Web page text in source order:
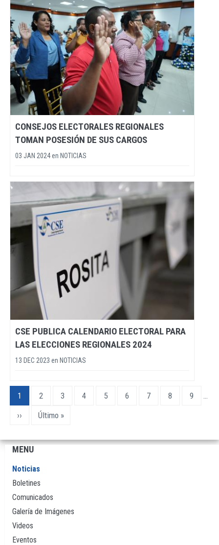
CONSEJOS ELECTORALES REGIONALES
TOMAN POSESIÓN DE SUS CARGOS
03 JAN 2024en NOTICIAS
CSE PUBLICA CALENDARIO ELECTORAL PARA
LAS ELECCIONES REGIONALES 2024
13 DEC 2023 en NOTICIAS
Paginación
Página
actual
1 Page
2 Page
3 Page
4 Page
5 Page
6 Page
7 Page
8 Page
9
…
Siguiente
››
Última
Último »
Navegación
principal
MENU
Noticias
Boletines
Comunicados
Galería de Imágenes
Videos
Eventos